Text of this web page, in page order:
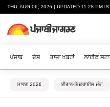
THU, AUG 06, 2026 | UPDATED 11:28 PM
ਪੰਜਾਬ ਦੇਸ਼ ਤਾਜ਼ਾ ਖ਼ਬਰਾਂ ਲਾਈਫ
ਸਾਵਣ 2026 ਈਰਾਨ-ਇਜ਼ਰਾਈਲ ਜੰਗ